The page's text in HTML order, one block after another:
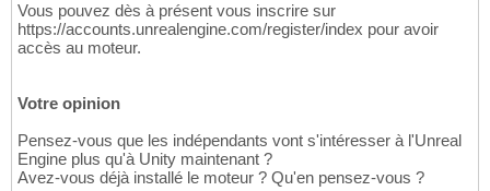
Vous pouvez dès à présent vous inscrire sur
https://accounts.unrealengine.com/register/index pour avoir
accès au moteur.
Votre opinion
Pensez-vous que les indépendants vont s'intéresser à l'Unreal
Engine plus qu'à Unity maintenant ?
Avez-vous déjà installé le moteur ? Qu'en pensez-vous ?